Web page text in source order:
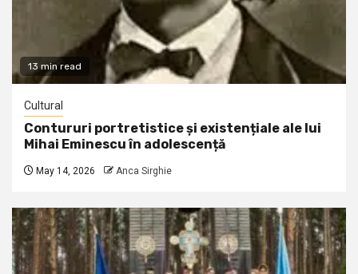
13 min read
Cultural
Contururi portretistice și existențiale ale lui
Mihai Eminescu în adolescență
May 14, 2026 Anca Sirghie